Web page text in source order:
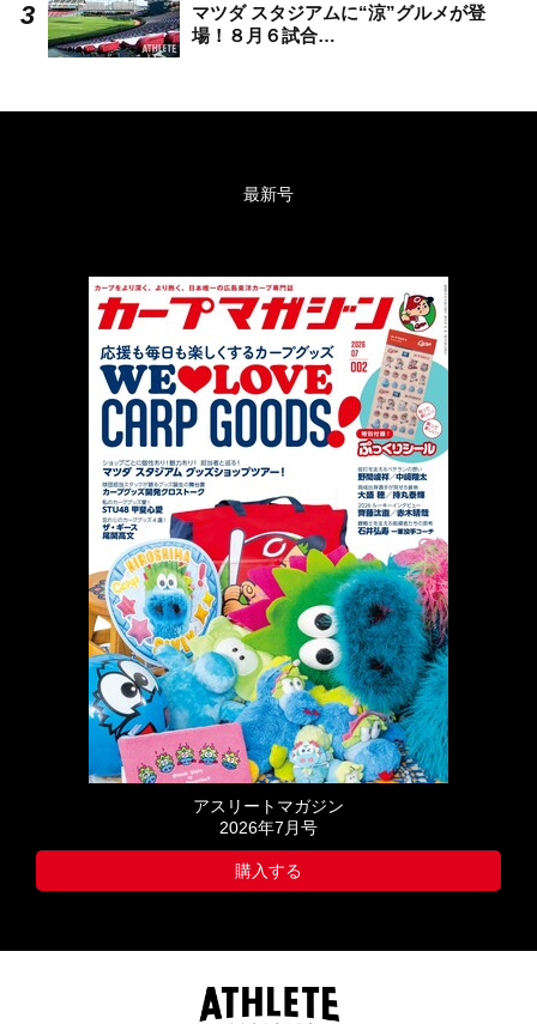
マツダ スタジアムに“涼”グルメが登
場！８月６試合…
最新号
アスリートマガジン
2026年7月号
購入する